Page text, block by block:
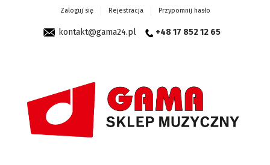
Zaloguj się Rejestracja Przypomnij hasło
kontakt@gama24.pl +48 17 852 12 65